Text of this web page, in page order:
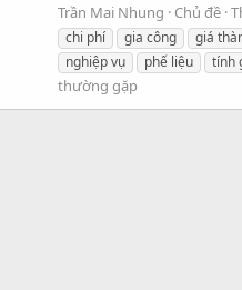
Trần Mai Nhung
Chủ đề
chi phí
gia công giá
nghiệp vụ
phế liệu tính
thường gặp